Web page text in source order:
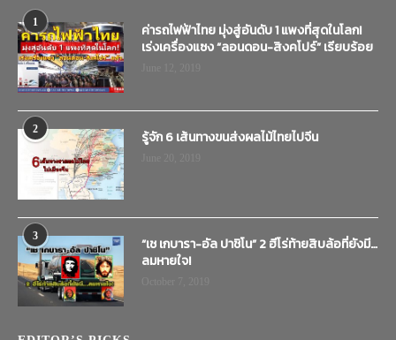
1
ค่ารถไฟฟ้าไทย มุ่งสู่อันดับ 1 แพงที่สุดในโลก!
เร่งเครื่องแซง “ลอนดอน-สิงคโปร์” เรียบร้อย
2 รู้จัก 6 เส้นทางขนส่งผลไม้ไทยไปจีน
3
“เช เกบารา-อัล ปาชิโน” 2 ฮีโร่ท้ายสิบล้อที่ยังมี…
ลมหายใจ!